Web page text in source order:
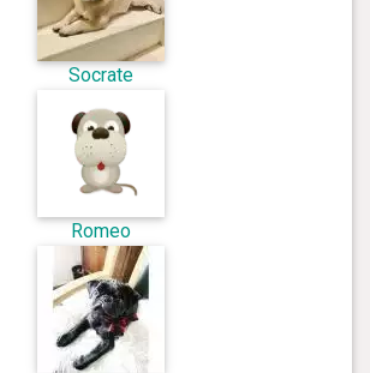
Socrate
Romeo